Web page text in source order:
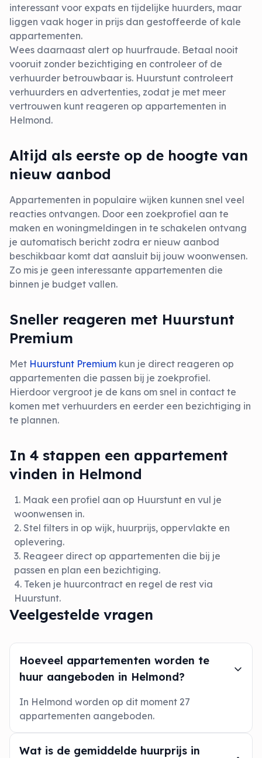
interessant voor expats en tijdelijke huurders, maar
liggen vaak hoger in prijs dan gestoffeerde of kale
appartementen.
Wees daarnaast alert op huurfraude. Betaal nooit
vooruit zonder bezichtiging en controleer of de
verhuurder betrouwbaar is. Huurstunt controleert
verhuurders en advertenties, zodat je met meer
vertrouwen kunt reageren op appartementen in
Helmond.
Altijd als eerste op de hoogte van
nieuw aanbod
Appartementen in populaire wijken kunnen snel veel
reacties ontvangen. Door een zoekprofiel aan te
maken en woningmeldingen in te schakelen ontvang
je automatisch bericht zodra er nieuw aanbod
beschikbaar komt dat aansluit bij jouw woonwensen.
Zo mis je geen interessante appartementen die
binnen je budget vallen.
Sneller reageren met Huurstunt
Premium
Met Huurstunt Premium kun je direct reageren op
appartementen die passen bij je zoekprofiel.
Hierdoor vergroot je de kans om snel in contact te
komen met verhuurders en eerder een bezichtiging in
te plannen.
In 4 stappen een appartement
vinden in Helmond
Maak een profiel aan op Huurstunt en vul je
woonwensen in.
Stel filters in op wijk, huurprijs, oppervlakte en
oplevering.
Reageer direct op appartementen die bij je
passen en plan een bezichtiging.
Teken je huurcontract en regel de rest via
Huurstunt.
Veelgestelde vragen
Hoeveel appartementen worden te
huur aangeboden in Helmond?
In Helmond worden op dit moment 27
appartementen aangeboden.
Wat is de gemiddelde huurprijs in